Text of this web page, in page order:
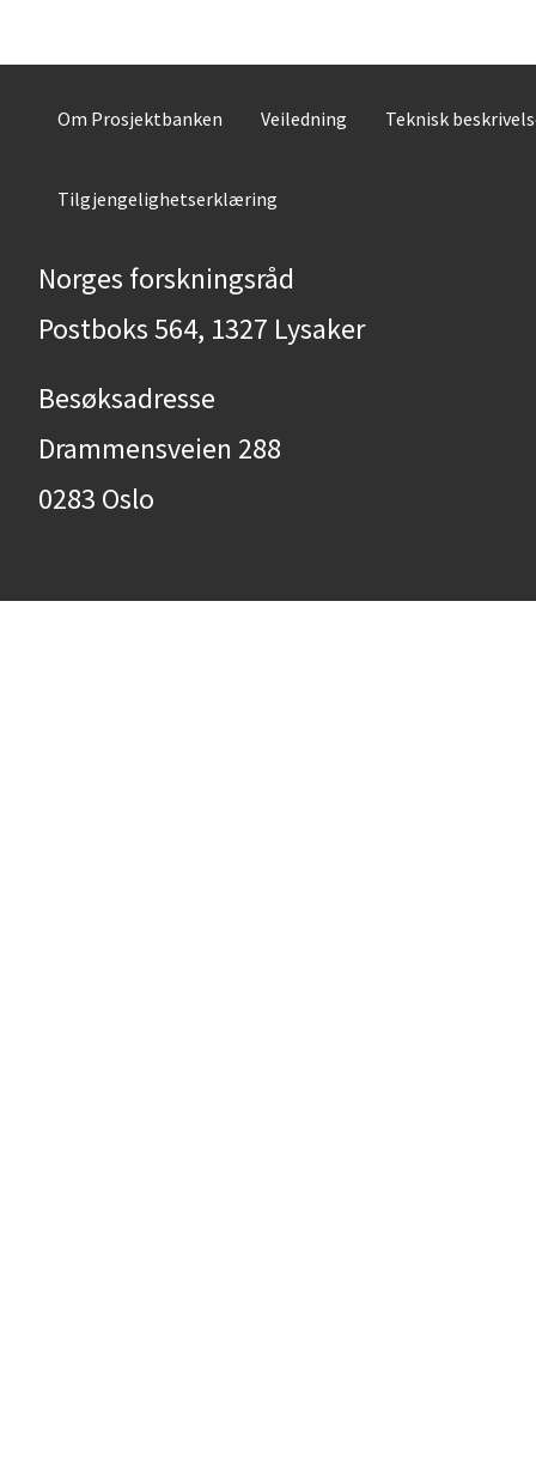
Om Prosjektbanken Veiledning Teknisk
Tilgjengelighetserklæring
Norges forskningsråd
Postboks 564, 1327 Lysaker
Besøksadresse
Drammensveien 288
0283 Oslo